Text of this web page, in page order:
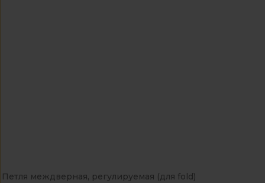
Петля междверная, регулируемая (для fold)